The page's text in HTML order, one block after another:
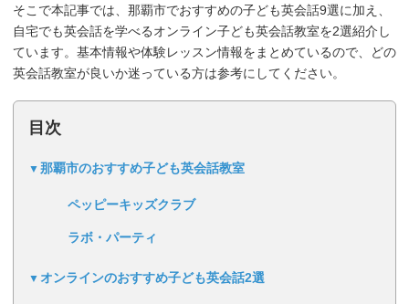
そこで本記事では、那覇市でおすすめの子ども英会話9選に加え、
自宅でも英会話を学べるオンライン子ども英会話教室を2選紹介し
ています。基本情報や体験レッスン情報をまとめているので、どの
英会話教室が良いか迷っている方は参考にしてください。
目次
那覇市のおすすめ子ども英会話教室
ペッピーキッズクラブ
ラボ・パーティ
オンラインのおすすめ子ども英会話2選